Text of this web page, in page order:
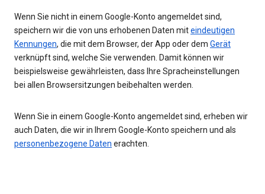
Wenn Sie nicht in einem Google-Konto angemeldet sind,
speichern wir die von uns erhobenen Daten miteindeutigen
Kennungen, die mit dem Browser, der App oder dem Gerät
verknüpft sind, welche Sie verwenden. Damit können wir
beispielsweise gewährleisten, dass Ihre Spracheinstellungen
bei allen Browsersitzungen beibehalten werden.
Wenn Sie in einem Google-Konto angemeldet sind, erheben wir
auch Daten, die wir in Ihrem Google-Konto speichern und als
personenbezogene Daten erachten.